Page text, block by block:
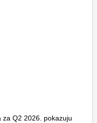
za Q2 2026. pokazuju